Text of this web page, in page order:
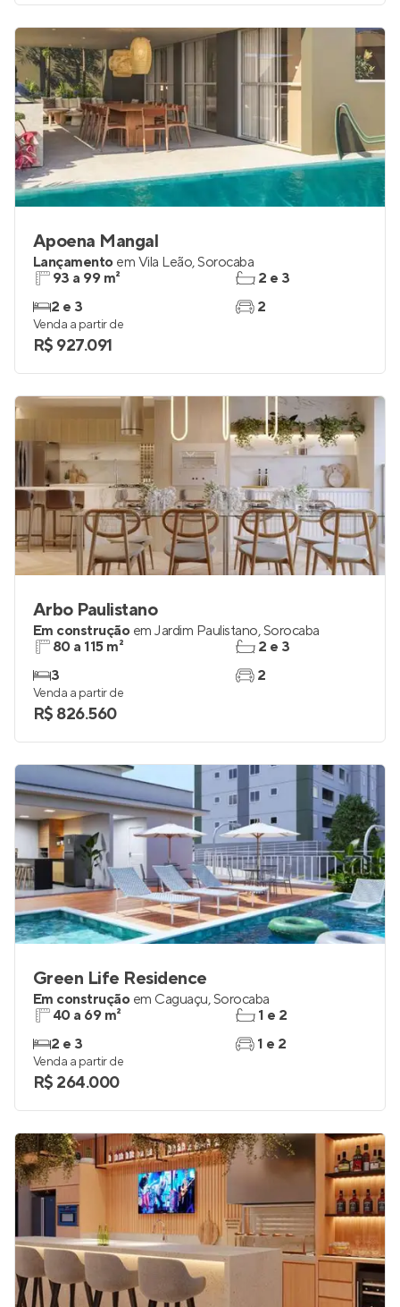
Apoena Mangal
Lançamento em Vila Leão,Sorocaba
93 a 99 m²
2 e 3
2 e 3
2
Venda a partir de
R$ 927.091
Arbo Paulistano
Em construção em Jardim Paulistano,Sorocaba
80 a 115 m²
3
2 e 3
2
Venda a partir de
R$ 826.560
Green Life Residence
Em construção em Caguaçu,Sorocaba
40 a 69 m²
2 e 3
1 e 2
1 e 2
Venda a partir de
R$ 264.000